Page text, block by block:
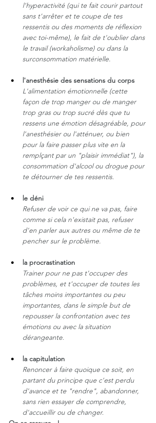
l'hyperactivité (qui te fait courir partout
sans t'arrêter et te coupe de tes
ressentis ou des moments de réflexion
avec toi-même), le fait de t'oublier dans
le travail (workaholisme) ou dans la
surconsommation matérielle.
l'anesthésie des sensations du corps
L'alimentation émotionnelle (cette
façon de trop manger ou de manger
trop gras ou trop sucré dès que tu
ressens une émotion désagréable, pour
l'anesthésier ou l'atténuer, ou bien
pour la faire passer plus vite en la
remplçant par un "plaisir immédiat"), la
consommation d'alcool ou drogue pour
te détourner de tes ressentis.
le déni
Refuser de voir ce qui ne va pas, faire
comme si cela n'existait pas, refuser
d'en parler aux autres ou même de te
pencher sur le problème.
la procrastination
Trainer pour ne pas t'occuper des
problèmes, et t'occuper de toutes les
tâches moins importantes ou peu
importantes, dans le simple but de
repousser la confrontation avec tes
émotions ou avec la situation
dérangeante.
la capitulation
Renoncer à faire quoique ce soit, en
partant du principe que c'est perdu
d'avance et te "rendre", abandonner,
sans rien essayer de comprendre,
d'accueillir ou de changer.